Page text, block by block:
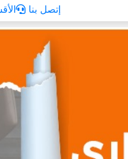
إتصل بنا